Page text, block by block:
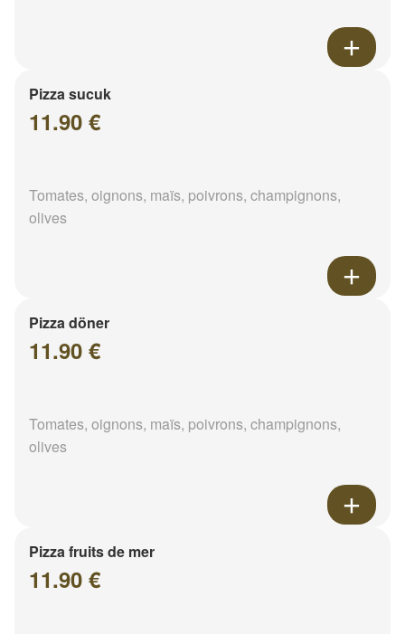
Pizza sucuk
11.90 €
Tomates, oignons, maïs, poivrons, champignons,
olives
Pizza döner
11.90 €
Tomates, oignons, maïs, poivrons, champignons,
olives
Pizza fruits de mer
11.90 €